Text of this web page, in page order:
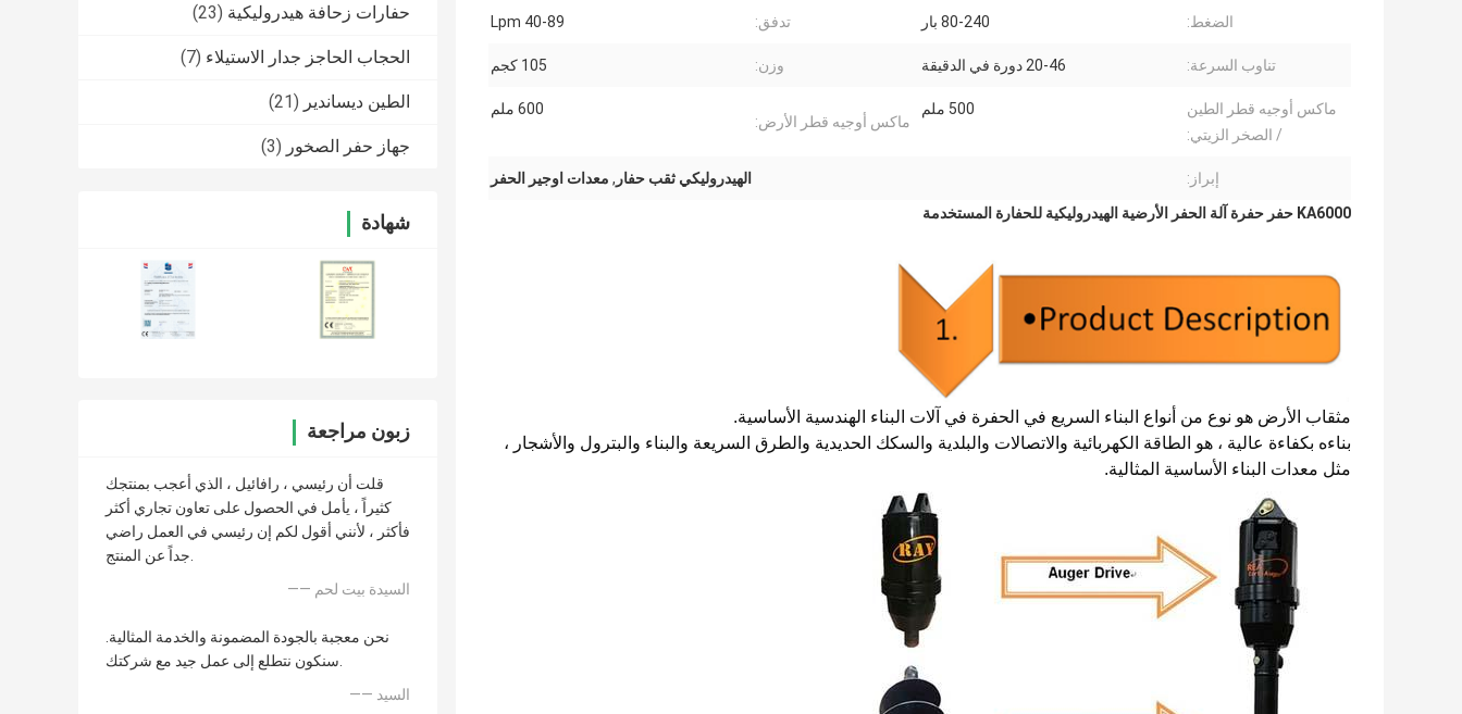
حفارات زحافة هيدروليكية (23)
الحجاب الحاجز جدار الاستيلاء (7)
الطين ديساندير (21)
جهاز حفر الصخور (3)
شهادة
زبون مراجعة
قلت أن رئيسي ، رافائيل ، الذي أعجب بمنتجك
كثيراً ، يأمل في الحصول على تعاون تجاري أكثر
فأكثر ، لأنني أقول لكم إن رئيسي في العمل راضي
جداً عن المنتج.
—— السيدة بيت لحم
نحن معجبة بالجودة المضمونة والخدمة المثالية.
سنكون نتطلع إلى عمل جيد مع شركتك.
—— السيد
الضغط: 80-240 بار تدفق: 40-89 Lpm
تناوب السرعة: 20-46 دورة في الدقيقة وزن: 105 كجم
ماكس أوجيه قطر الطين
/ الصخر الزيتي:
500 ملم
ماكس أوجيه قطر الأرض:
600 ملم
إبراز: الهيدروليكي ثقب حفار , معدات اوجير الحفر
KA6000 حفر حفرة آلة الحفر الأرضية الهيدروليكية للحفارة المستخدمة
مثقاب الأرض هو نوع من أنواع البناء السريع في الحفرة في آلات البناء الهندسية الأساسية.
بناءه بكفاءة عالية ، هو الطاقة الكهربائية والاتصالات والبلدية والسكك الحديدية والطرق السريعة والبناء والبترول والأشجار ،
مثل معدات البناء الأساسية المثالية.